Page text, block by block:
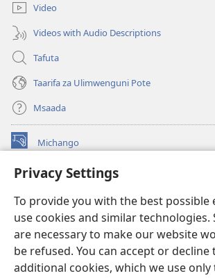
Privacy Settings
To provide you with the best possible
use cookies and similar technologies.
are necessary to make our website
be refused. You can accept or decline
additional cookies, which we use
Video
Videos with Audio Descriptions
Tafuta
Taarifa za Ulimwenguni Pote
Msaada
Michango
(opens
window)Watchtower MAKTABA KWENYE MTANDAO™
new
window)JW Hub ®
(opens
new
window)
®
Watchtower Library